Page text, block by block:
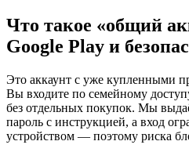
Что такое «общий
Google Play и
Это аккаунт с уже купленными
Вы входите по семейному
без отдельных покупок. Мы
пароль с инструкцией, а вход
устройством — поэтому риска